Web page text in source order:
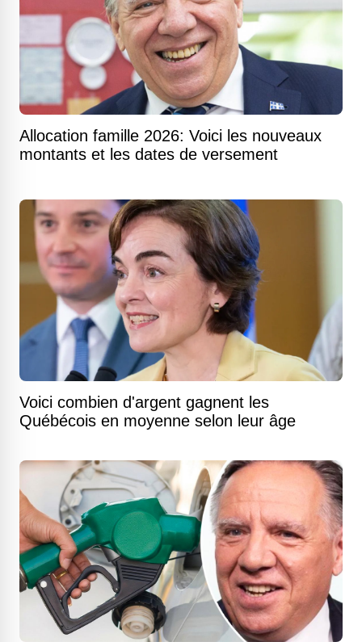
Allocation famille 2026: Voici les nouveaux
montants et les dates de versement
Voici combien d'argent gagnent les
Québécois en moyenne selon leur âge